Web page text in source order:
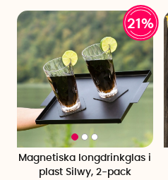
21%
Magnetiska longdrinkglas i
plast Silwy, 2-pack